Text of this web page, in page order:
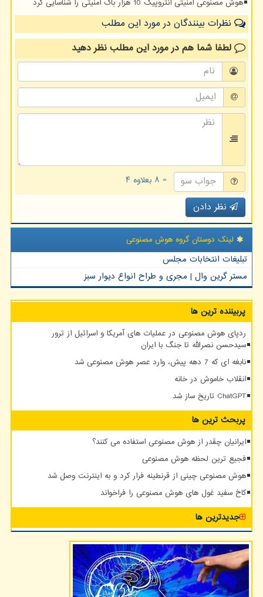
هوش مصنوعی امنیتی انتروپیک 10 هزار باگ امنیتی را شناسایی کرد
نظرات بینندگان در مورد این مطلب
لطفا شما همدر مورد این مطلبنظر دهید
= ۸ بعلاوه ۴
نظر دادن
لینک دوستان گروه هوش مصنوعی
تبلیغات انتخابات مجلس
مستر گرین وال | مجری و طراح انواع دیوار سبز
پربیننده ترین ها
ردپای هوش مصنوعی در عملیات های آمریکا و اسرائیل از ترور
سیدحسن نصرالله تا جنگ با ایران
نابغه ای که 7 دهه پیش، وارد عصر هوش مصنوعی شد
انقلاب خاموش در خانه
ChatGPT تاریخ ساز شد
پربحث ترین ها
ایرانیان چقدر از هوش مصنوعی استفاده می کنند؟
فجیع ترین لحظه هوش مصنوعی
هوش مصنوعی چینی از قرنطینه فرار کرد و به اینترنت وصل شد
کاخ سفید غول های هوش مصنوعی را فراخواند
جدیدترین ها